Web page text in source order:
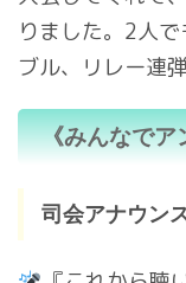
りました。2人
ブル、リレー連
《みんなでア
司会アナウン